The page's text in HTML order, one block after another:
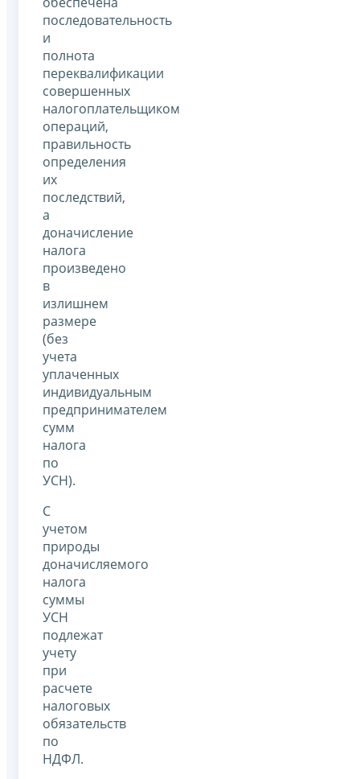
последовательность
и
полнота
переквалификации
совершенных
налогоплательщиком
операций,
правильность
определения
их
последствий,
а
доначисление
налога
произведено
в
излишнем
размере
(без
учета
уплаченных
индивидуальным
предпринимателем
сумм
налога
по
УСН).
С
учетом
природы
доначисляемого
налога
суммы
УСН
подлежат
учету
при
расчете
налоговых
обязательств
по
НДФЛ.